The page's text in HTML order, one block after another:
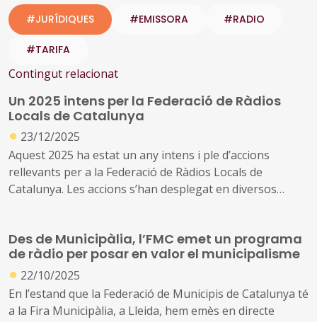
#JURÍDIQUES #EMISSORA #RADIO
#TARIFA
Contingut relacionat
Un 2025 intens per la Federació de Ràdios
Locals de Catalunya
● 23/12/2025
Aquest 2025 ha estat un any intens i ple d’accions
rellevants per a la Federació de Ràdios Locals de
Catalunya. Les accions s’han desplegat en diversos
de proximitat
Des de Municipàlia, l’FMC emet un programa
de ràdio per posar en valor el municipalisme
● 22/10/2025
En l’estand que la Federació de Municipis de Catalunya té
a la Fira Municipàlia, a Lleida, hem emès en directe